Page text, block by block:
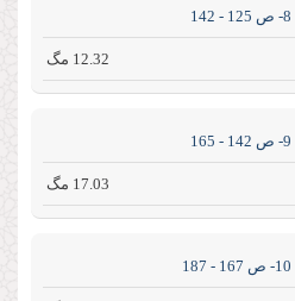
12.32 مگ
17.03 مگ